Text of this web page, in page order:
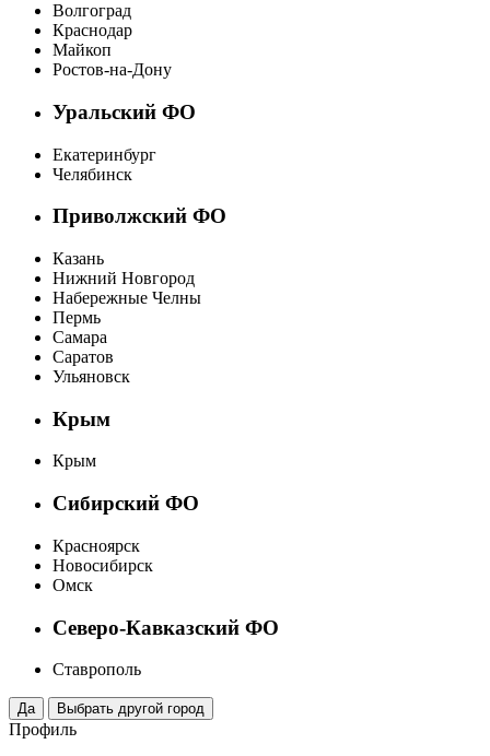
Волгоград
Краснодар
Майкоп
Ростов-на-Дону
Уральский ФО
Екатеринбург
Челябинск
Приволжский ФО
Казань
Нижний Новгород
Набережные Челны
Пермь
Самара
Саратов
Ульяновск
Крым
Крым
Сибирский ФО
Красноярск
Новосибирск
Омск
Северо-Кавказский ФО
Ставрополь
Профиль